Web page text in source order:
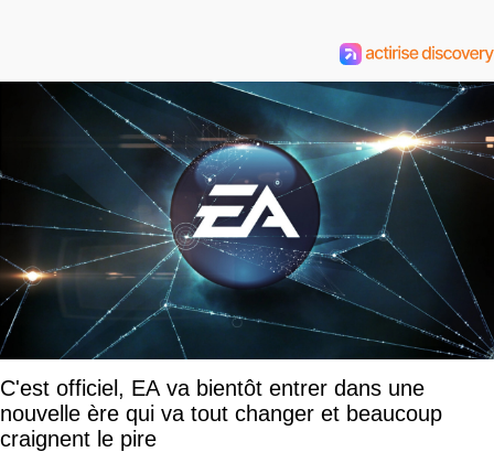
C'est officiel, EA va bientôt entrer dans une
nouvelle ère qui va tout changer et beaucoup
craignent le pire